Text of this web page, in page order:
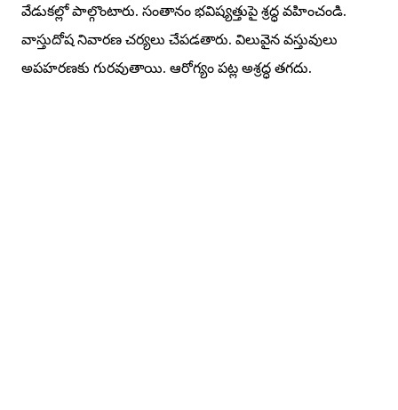
వేడుకల్లో పాల్గొంటారు. సంతానం భవిష్యత్తుపై శ్రద్ధ వహించండి.
వాస్తుదోష నివారణ చర్యలు చేపడతారు. విలువైన వస్తువులు
అపహరణకు గురవుతాయి. ఆరోగ్యం పట్ల అశ్రద్ధ తగదు.